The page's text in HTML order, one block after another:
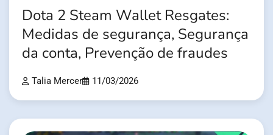
Dota 2 Steam Wallet Resgates:
Medidas de segurança, Segurança
da conta, Prevenção de fraudes
Talia Mercer 11/03/2026